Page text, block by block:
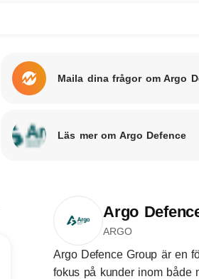
Maila dina frågor om Argo
Läs mer om Argo Defence
Argo
ARGO
Argo Defence Group är en
fokus på kunder inom både